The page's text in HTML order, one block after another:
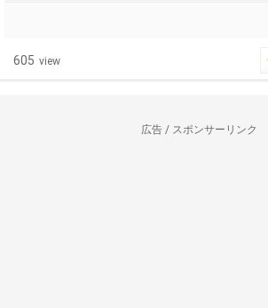
605 view
広告 / スポンサーリンク